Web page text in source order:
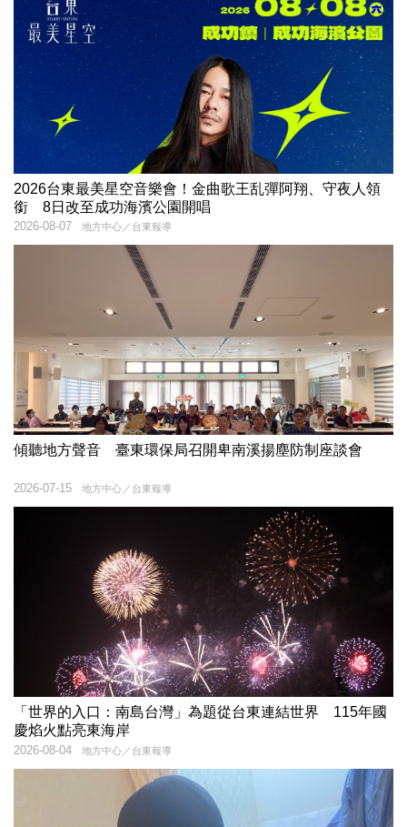
2026台東最美星空音樂會！金曲歌王乱彈阿翔、守夜人領
銜 8日改至成功海濱公園開唱
地方中心／台東報導
2026-08-07
傾聽地方聲音 臺東環保局召開卑南溪揚塵防制座談會
地方中心／台東報導
2026-07-15
「世界的入口：南島台灣」為題從台東連結世界 115年國
慶焰火點亮東海岸
地方中心／台東報導
2026-08-04